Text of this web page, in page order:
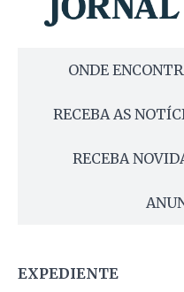
ONDE
RECEBA AS
RECEBA
EXPEDIENTE